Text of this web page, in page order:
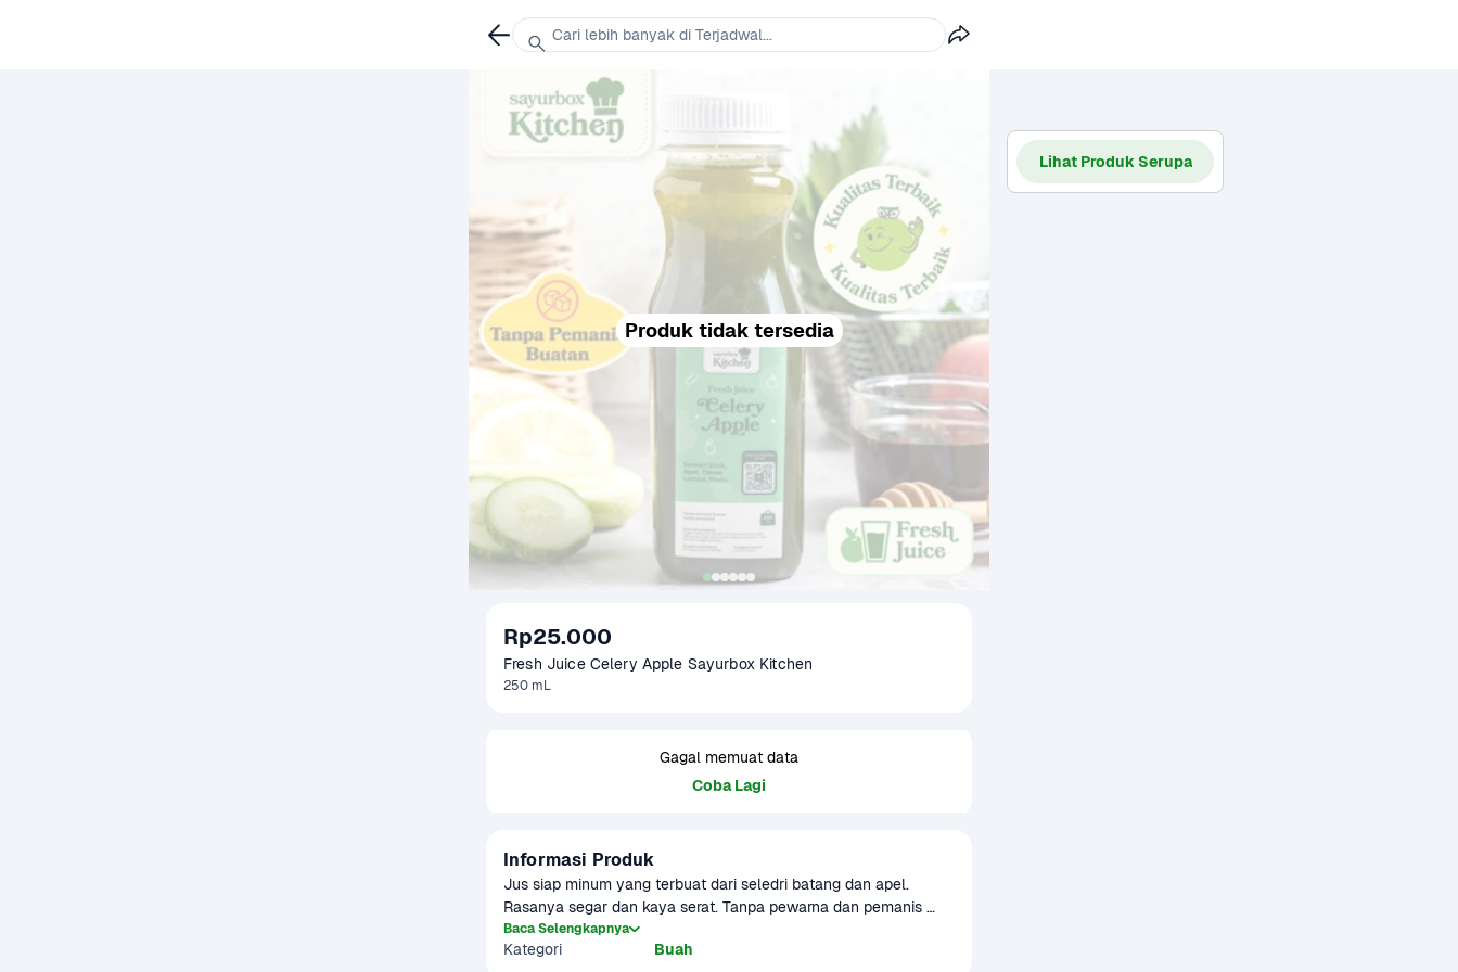
Produk tidak tersedia
Rp25.000
Fresh Juice Celery Apple Sayurbox Kitchen
250 mL
Gagal memuat data
Coba Lagi
Informasi Produk
Jus siap minum yang terbuat dari seledri batang dan apel.
Rasanya segar dan kaya serat. Tanpa pewarna dan pemanis
tambahan yang diproses secara higienis. Cocok dikonsumsi
kapan saja. Lebih nikmat disajikan dingin.
Baca Selengkapnya
Kategori Buah
Lihat Produk Serupa
Cari lebih banyak di Terjadwal...